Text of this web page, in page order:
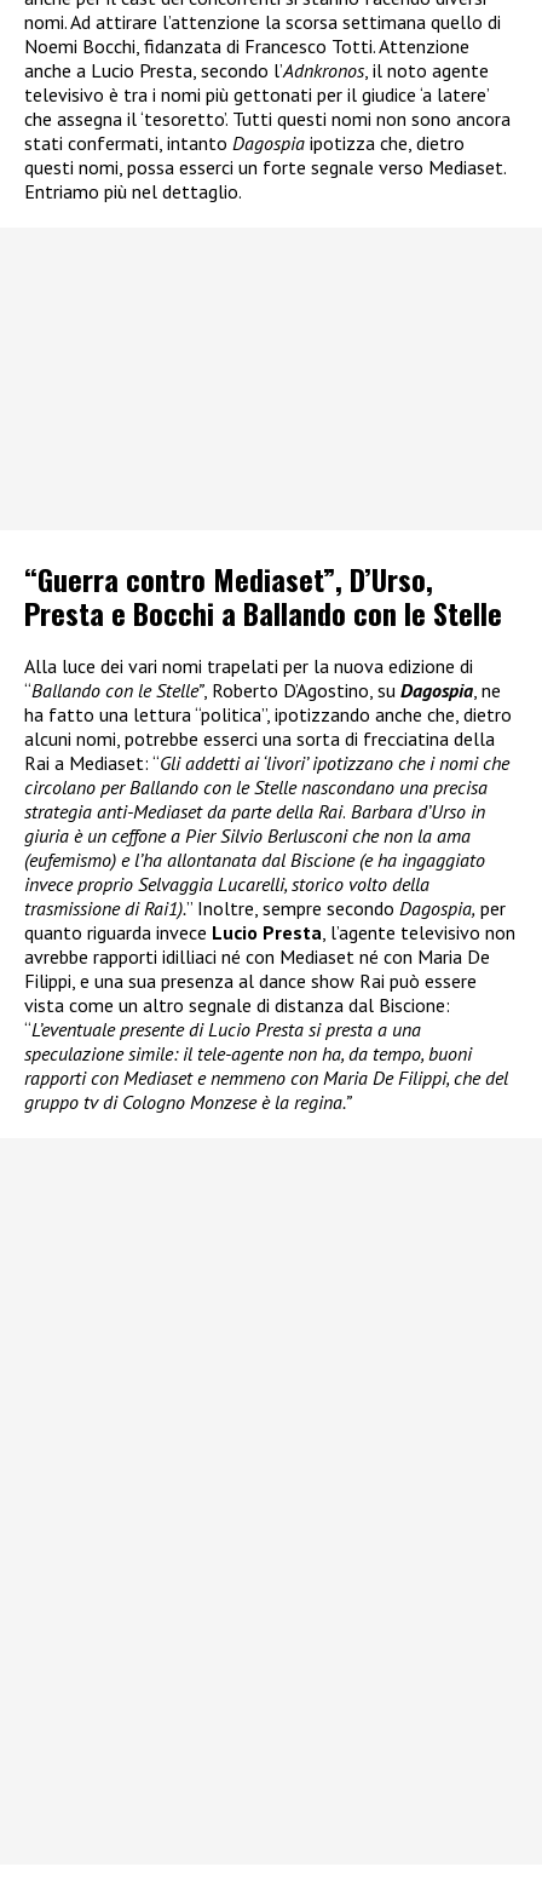
nomi. Ad attirare l’attenzione la scorsa settimana quello di
Noemi Bocchi, fidanzata di Francesco Totti. Attenzione
anche a Lucio Presta, secondo l’Adnkronos, il noto agente
televisivo è tra i nomi più gettonati per il giudice ‘a latere’
che assegna il ‘tesoretto’. Tutti questi nomi non sono ancora
stati confermati, intanto Dagospia ipotizza che, dietro
questi nomi, possa esserci un forte segnale verso Mediaset.
Entriamo più nel dettaglio.
“Guerra contro Mediaset”, D’Urso,
Presta e Bocchi a Ballando con le Stelle
Alla luce dei vari nomi trapelati per la nuova edizione di
“Ballando con le Stelle”, Roberto D’Agostino, su Dagospia, ne
ha fatto una lettura “politica”, ipotizzando anche che, dietro
alcuni nomi, potrebbe esserci una sorta di frecciatina della
Rai a Mediaset: “Gli addetti ai ‘livori’ ipotizzano che i nomi che
circolano per Ballando con le Stelle nascondano una precisa
strategia anti-Mediaset da parte della Rai. Barbara d’Urso in
giuria è un ceffone a Pier Silvio Berlusconi che non la ama
(eufemismo) e l’ha allontanata dal Biscione (e ha ingaggiato
invece proprio Selvaggia Lucarelli, storico volto della
trasmissione di Rai1).” Inoltre, sempre secondo Dagospia, per
quanto riguarda invece Lucio Presta, l’agente televisivo non
avrebbe rapporti idilliaci né con Mediaset né con Maria De
Filippi, e una sua presenza al dance show Rai può essere
vista come un altro segnale di distanza dal Biscione:
“L’eventuale presente di Lucio Presta si presta a una
speculazione simile: il tele-agente non ha, da tempo, buoni
rapporti con Mediaset e nemmeno con Maria De Filippi, che del
gruppo tv di Cologno Monzese è la regina.”